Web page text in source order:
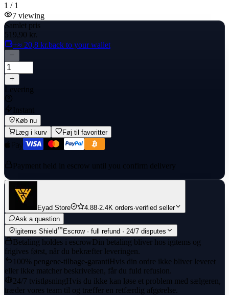
1 / 1
7 viewing
Samlet pris
519,90 kr.
+≈ 20,8 kr.back to your wallet
Levering
Instant
Køb nu
Læg i kurv
Føj til favoritter
Payment held in escrow until you confirm delivery
Eyad Store 4.88·2.4K orders·verified seller
Ask a question
igitems Shield™ Escrow · full refund · 24/7 disputes
Betaling holdes i escrowDin betaling bliver hos igitems og
frigives først, når du bekræfter leveringen.
100% pengene-tilbage-garantiHvis din ordre ikke bliver leveret
eller ikke matcher beskrivelsen, får du fuld refusion.
24/7 tvistløsningHvis du ikke kan løse et problem med sælgeren,
træder vores team til og træffer en retfærdig afgørelse.